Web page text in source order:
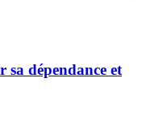
dépendance et